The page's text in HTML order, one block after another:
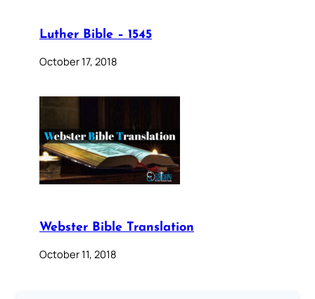
Luther Bible – 1545
October 17, 2018
Webster Bible Translation
October 11, 2018